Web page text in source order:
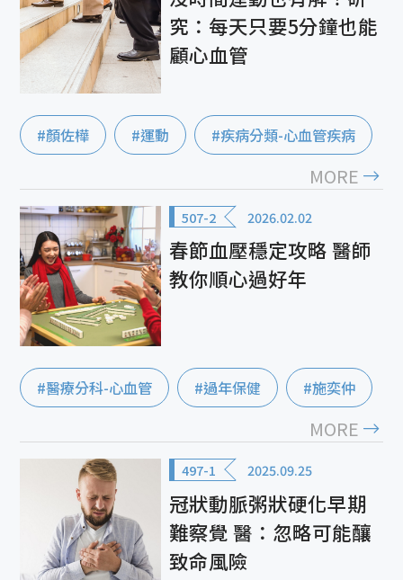
究：每天只要5分鐘也能
顧心血管
#顏佐樺 #運動 #疾病分類-心血管疾病
MORE
507-2 2026.02.02
春節血壓穩定攻略 醫師
教你順心過好年
#醫療分科-心血管 #過年保健 #施奕仲
MORE
497-1 2025.09.25
冠狀動脈粥狀硬化早期
難察覺 醫：忽略可能釀
致命風險